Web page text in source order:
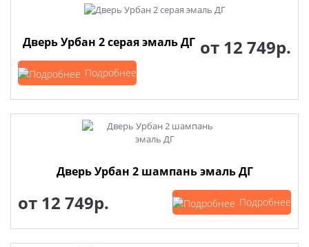
Дверь Урбан 2 серая эмаль ДГ от 12 749р.
Подробнее
Дверь Урбан 2 шампань эмаль ДГ
от 12 749р. Подробнее